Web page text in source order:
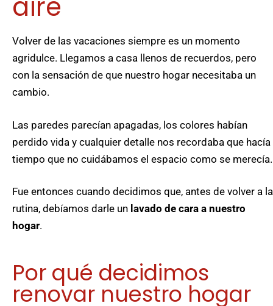
Volver de las vacaciones siempre es un momento
agridulce. Llegamos a casa llenos de recuerdos, pero
con la sensación de que nuestro hogar necesitaba un
cambio.
Las paredes parecían apagadas, los colores habían
perdido vida y cualquier detalle nos recordaba que hacía
tiempo que no cuidábamos el espacio como se merecía.
Fue entonces cuando decidimos que, antes de volver a la
rutina, debíamos darle un lavado de cara a nuestro
hogar.
Por qué decidimos
renovar nuestro hogar